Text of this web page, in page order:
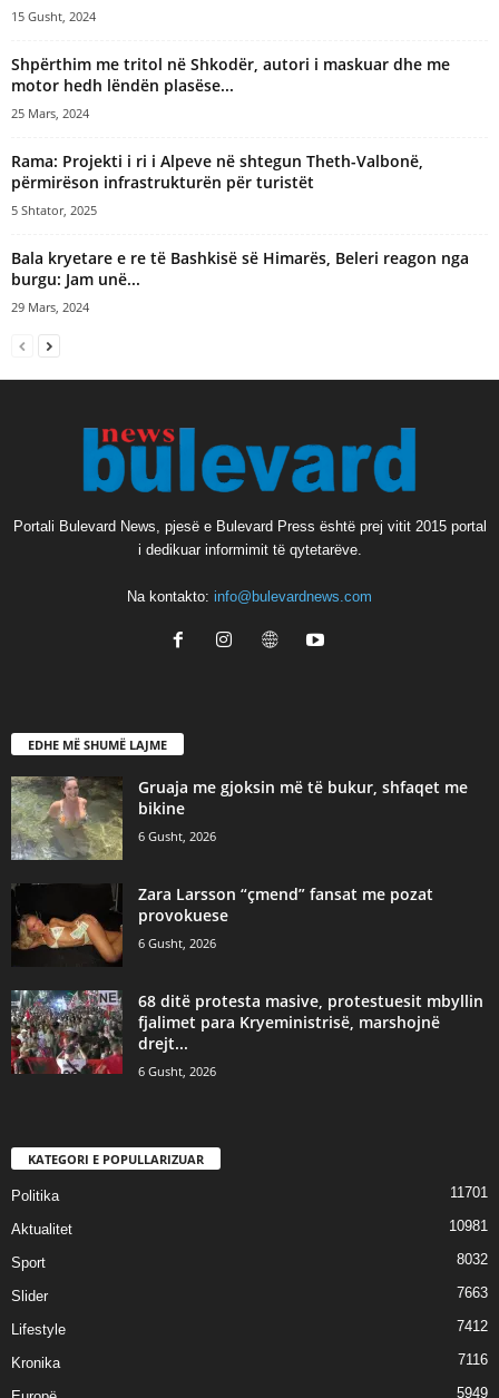
15 Gusht, 2024
Shpërthim me tritol në Shkodër, autori i maskuar dhe me
motor hedh lëndën plasëse...
25 Mars, 2024
Rama: Projekti i ri i Alpeve në shtegun Theth-Valbonë,
përmirëson infrastrukturën për turistët
5 Shtator, 2025
Bala kryetare e re të Bashkisë së Himarës, Beleri reagon nga
burgu: Jam unë...
29 Mars, 2024
Portali Bulevard News, pjesë e Bulevard Press është prej vitit 2015 portal
i dedikuar informimit të qytetarëve.
Na kontakto: info@bulevardnews.com
EDHE MË SHUMË LAJME
Gruaja me gjoksin më të bukur, shfaqet me
bikine
6 Gusht, 2026
Zara Larsson “çmend” fansat me pozat
provokuese
6 Gusht, 2026
68 ditë protesta masive, protestuesit mbyllin
fjalimet para Kryeministrisë, marshojnë
drejt...
6 Gusht, 2026
KATEGORI E POPULLARIZUAR
Politika 11701
Aktualitet 10981
Sport 8032
Slider 7663
Lifestyle 7412
Kronika 7116
5949